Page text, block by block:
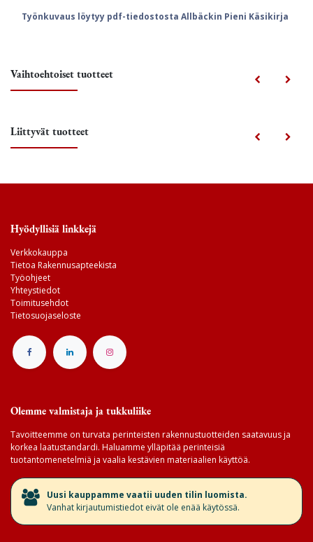
Työnkuvaus löytyy pdf-tiedostosta Allbäckin Pieni Käsikirja
Vaihtoehtoiset tuotteet
Liittyvät tuotteet
Hyödyllisiä linkkejä
Verkkokauppa
Tietoa Rakennusapteekista
Työohjeet
Yhteystiedot
Toimitusehdot
Tietosuojaseloste
Olemme valmistaja ja tukkuliike
Tavoitteemme on turvata perinteisten rakennustuotteiden saatavuus ja
korkea laatustandardi. Haluamme ylläpitää perinteisiä
tuotantomenetelmiä ja vaalia kestävien materiaalien käyttöä.
​Uusi kauppamme vaatii uuden tilin luomista.
Vanhat kirjautumistiedot eivät ole enää käytössä.